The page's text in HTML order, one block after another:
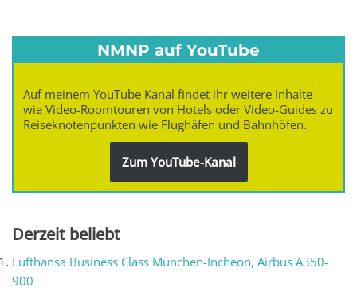
NMNP auf YouTube
Auf meinem YouTube Kanal findet ihr weitere Inhalte
wie Video-Roomtouren von Hotels oder Video-Guides zu
Reiseknotenpunkten wie Flughäfen und Bahnhöfen.
Zum YouTube-Kanal
Derzeit beliebt
Lufthansa Business Class München-Incheon, Airbus A350-
900